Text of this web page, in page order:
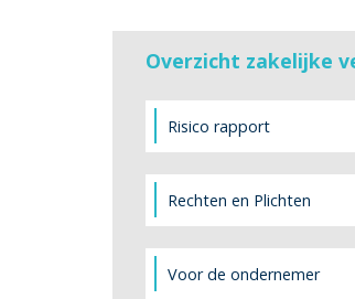
Overzicht zakelijke
Risico rapport
Rechten en Plichten
Voor de ondernemer